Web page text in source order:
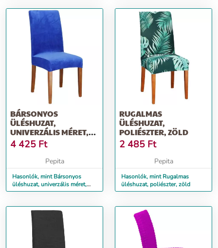
BÁRSONYOS
ÜLÉSHUZAT,
UNIVERZÁLIS MÉRET,
POLIÉSZTER ÉS
SPANDEX, SÖ...
4 425 Ft
Pepita
Hasonlók, mint Bársonyos
üléshuzat, univerzális méret,
poliészter és spandex, sö...
RUGALMAS
ÜLÉSHUZAT,
POLIÉSZTER, ZÖLD
2 485 Ft
Pepita
Hasonlók, mint Rugalmas
üléshuzat, poliészter, zöld